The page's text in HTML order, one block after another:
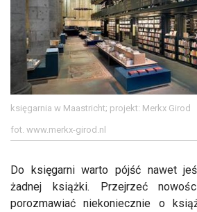
księgarnia w Maastricht; projekt: Merkx Girod
fot. www.merkx-girod.nl
Do księgarni warto pójść nawet
żadnej książki. Przejrzeć
porozmawiać niekoniecznie o